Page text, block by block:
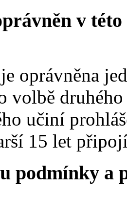
v
oprávněna
volbě
učiní
15 let
podmínky a